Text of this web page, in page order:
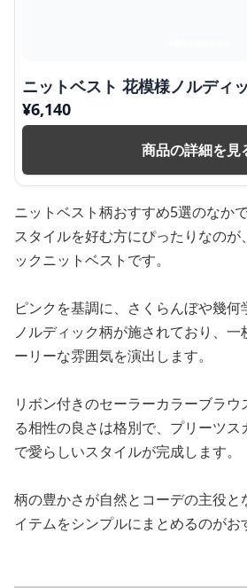
ニットベスト 花模様ノルディ
¥6,140
商品の詳細を見
ニットベスト柄おすすめ5選のなか
スタイルを好む方にぴったりなのが
ックニットベストです。
ピンクを基調に、さくらんぼや幾
ノルディック柄が施されており、
ーリーな雰囲気を演出します。
リボン付きのセーラーカラーブラウ
る相性の良さは格別で、プリーツ
で愛らしいスタイルが完成します。
柄の豊かさが自然とコーデの主役と
イテムをシンプルにまとめるのがお